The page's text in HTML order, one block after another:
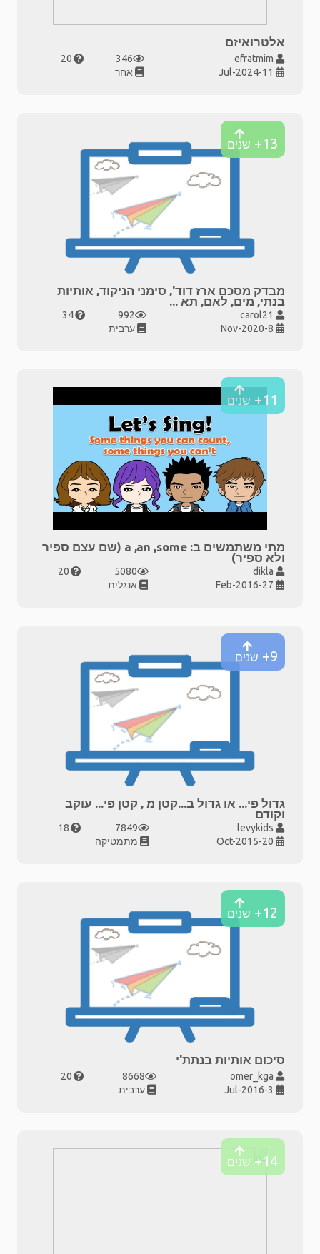
אלטרואיזם
346
20
אחר
13+ שנים
מבדק מסכם ארז דוד', סימני הניקוד, אותיות
בנתי, מים, לאם, תא ...
992
34
ערבית
11+ שנים
מתי משתמשים ב: a ,an ,some (שם עצם ספיר
ולא ספיר)
5080
20
אנגלית
9+ שנים
גדול פי... או גדול ב...קטן מ , קטן פי... עוקב
וקודם
7849
18
מתמטיקה
12+ שנים
סיכום אותיות בנתת'י
8668
20
ערבית
14+ שנים